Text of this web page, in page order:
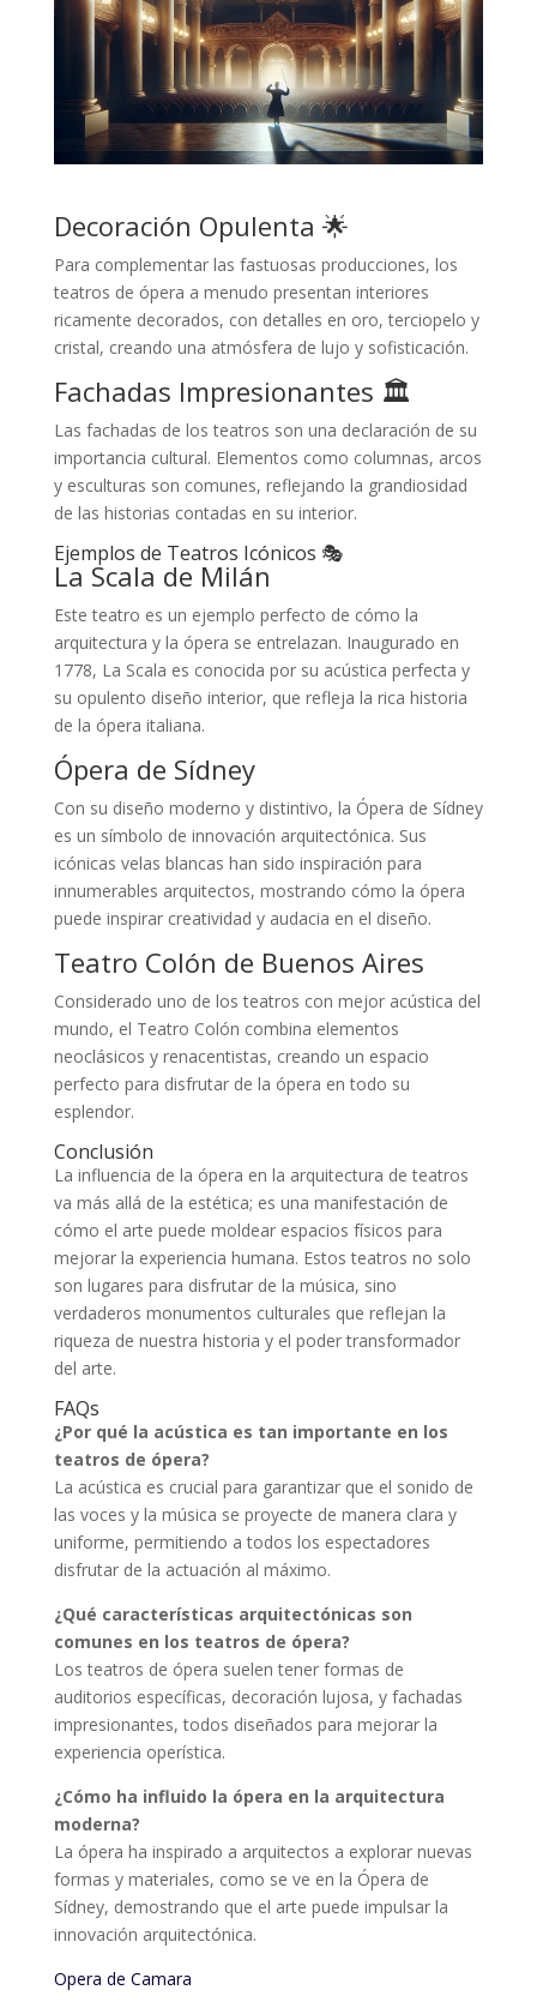
Decoración Opulenta 🌟
Para complementar las fastuosas producciones, los
teatros de ópera a menudo presentan interiores
ricamente decorados, con detalles en oro, terciopelo y
cristal, creando una atmósfera de lujo y sofisticación.
Fachadas Impresionantes 🏛️
Las fachadas de los teatros son una declaración de su
importancia cultural. Elementos como columnas, arcos
y esculturas son comunes, reflejando la grandiosidad
de las historias contadas en su interior.
Ejemplos de Teatros Icónicos 🎭
La Scala de Milán
Este teatro es un ejemplo perfecto de cómo la
arquitectura y la ópera se entrelazan. Inaugurado en
1778, La Scala es conocida por su acústica perfecta y
su opulento diseño interior, que refleja la rica historia
de la ópera italiana.
Ópera de Sídney
Con su diseño moderno y distintivo, la Ópera de Sídney
es un símbolo de innovación arquitectónica. Sus
icónicas velas blancas han sido inspiración para
innumerables arquitectos, mostrando cómo la ópera
puede inspirar creatividad y audacia en el diseño.
Teatro Colón de Buenos Aires
Considerado uno de los teatros con mejor acústica del
mundo, el Teatro Colón combina elementos
neoclásicos y renacentistas, creando un espacio
perfecto para disfrutar de la ópera en todo su
esplendor.
Conclusión
La influencia de la ópera en la arquitectura de teatros
va más allá de la estética; es una manifestación de
cómo el arte puede moldear espacios físicos para
mejorar la experiencia humana. Estos teatros no solo
son lugares para disfrutar de la música, sino
verdaderos monumentos culturales que reflejan la
riqueza de nuestra historia y el poder transformador
del arte.
FAQs
¿Por qué la acústica es tan importante en los
teatros de ópera?
La acústica es crucial para garantizar que el sonido de
las voces y la música se proyecte de manera clara y
uniforme, permitiendo a todos los espectadores
disfrutar de la actuación al máximo.
¿Qué características arquitectónicas son
comunes en los teatros de ópera?
Los teatros de ópera suelen tener formas de
auditorios específicas, decoración lujosa, y fachadas
impresionantes, todos diseñados para mejorar la
experiencia operística.
¿Cómo ha influido la ópera en la arquitectura
moderna?
La ópera ha inspirado a arquitectos a explorar nuevas
formas y materiales, como se ve en la Ópera de
Sídney, demostrando que el arte puede impulsar la
innovación arquitectónica.
Opera de Camara